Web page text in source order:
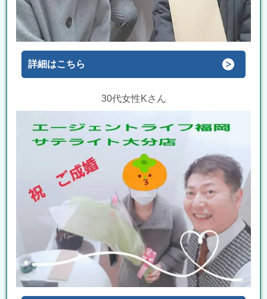
詳細はこちら
30代女性Kさん